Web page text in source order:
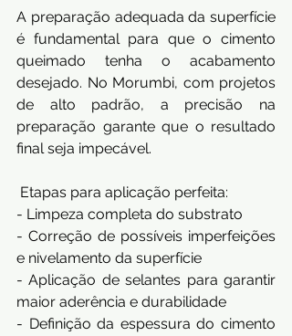
A preparação adequada da superfície
é fundamental para que o cimento
queimado tenha o acabamento
desejado. No Morumbi, com projetos
de alto padrão, a precisão na
preparação garante que o resultado
final seja impecável.
Etapas para aplicação perfeita:
- Limpeza completa do substrato
- Correção de possíveis imperfeições
e nivelamento da superfície
- Aplicação de selantes para garantir
maior aderência e durabilidade
- Definição da espessura do cimento